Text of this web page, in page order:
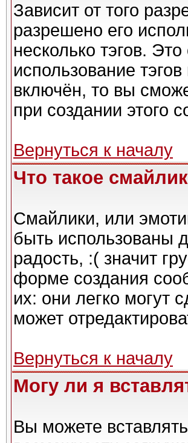
Зависит от того
разрешено его
несколько тэгов.
использование
включён, то вы
при создании этого
Вернуться к началу
Что такое
Смайлики, или
быть использованы
радость, :( значит
форме создания
их: они легко могут
может
Вернуться к началу
Могу ли я
Вы можете